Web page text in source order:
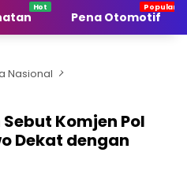
Pena Otomotif
Nasional
Komjen Pol
Dekat dengan